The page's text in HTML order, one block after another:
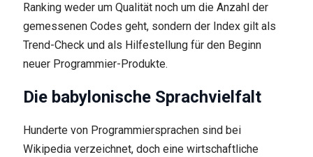
Ranking weder um Qualität noch um die Anzahl der
gemessenen Codes geht, sondern der Index gilt als
Trend-Check und als Hilfestellung für den Beginn
neuer Programmier-Produkte.
Die babylonische Sprachvielfalt
Hunderte von Programmiersprachen sind bei
Wikipedia verzeichnet, doch eine wirtschaftliche